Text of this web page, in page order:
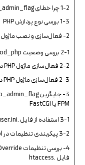
1-2 چرا خطای php_admin_flag رخ می‌دهد؟
1-3 بررسی نوع پردازش PHP
2- فعال‌سازی و نصب ماژول PHP در Apache
2-1 بررسی وضعیت mod_php
2-2 فعال‌سازی ماژول PHP در Debian/Ubuntu
2-3 فعال‌سازی ماژول PHP در CentOS/RHEL
FPM یا FastCGI
3-1 استفاده از فایل .user.ini
3-2 پیکربندی تنظیمات در PHP-FPM Pool
فایل .htaccess